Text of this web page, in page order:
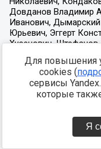
Для повышения
cookies (
сервисы
которые
Я